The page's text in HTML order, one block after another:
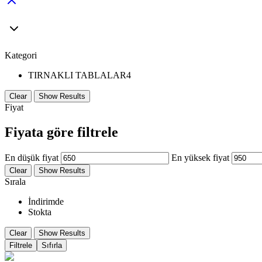
Kategori
TIRNAKLI TABLALAR4
Clear Show Results
Fiyat
Fiyata göre filtrele
En düşük fiyat En yüksek fiyat
Clear
Show Results
Sırala
İndirimde
Stokta
Clear
Show Results
Filtrele
Sıfırla